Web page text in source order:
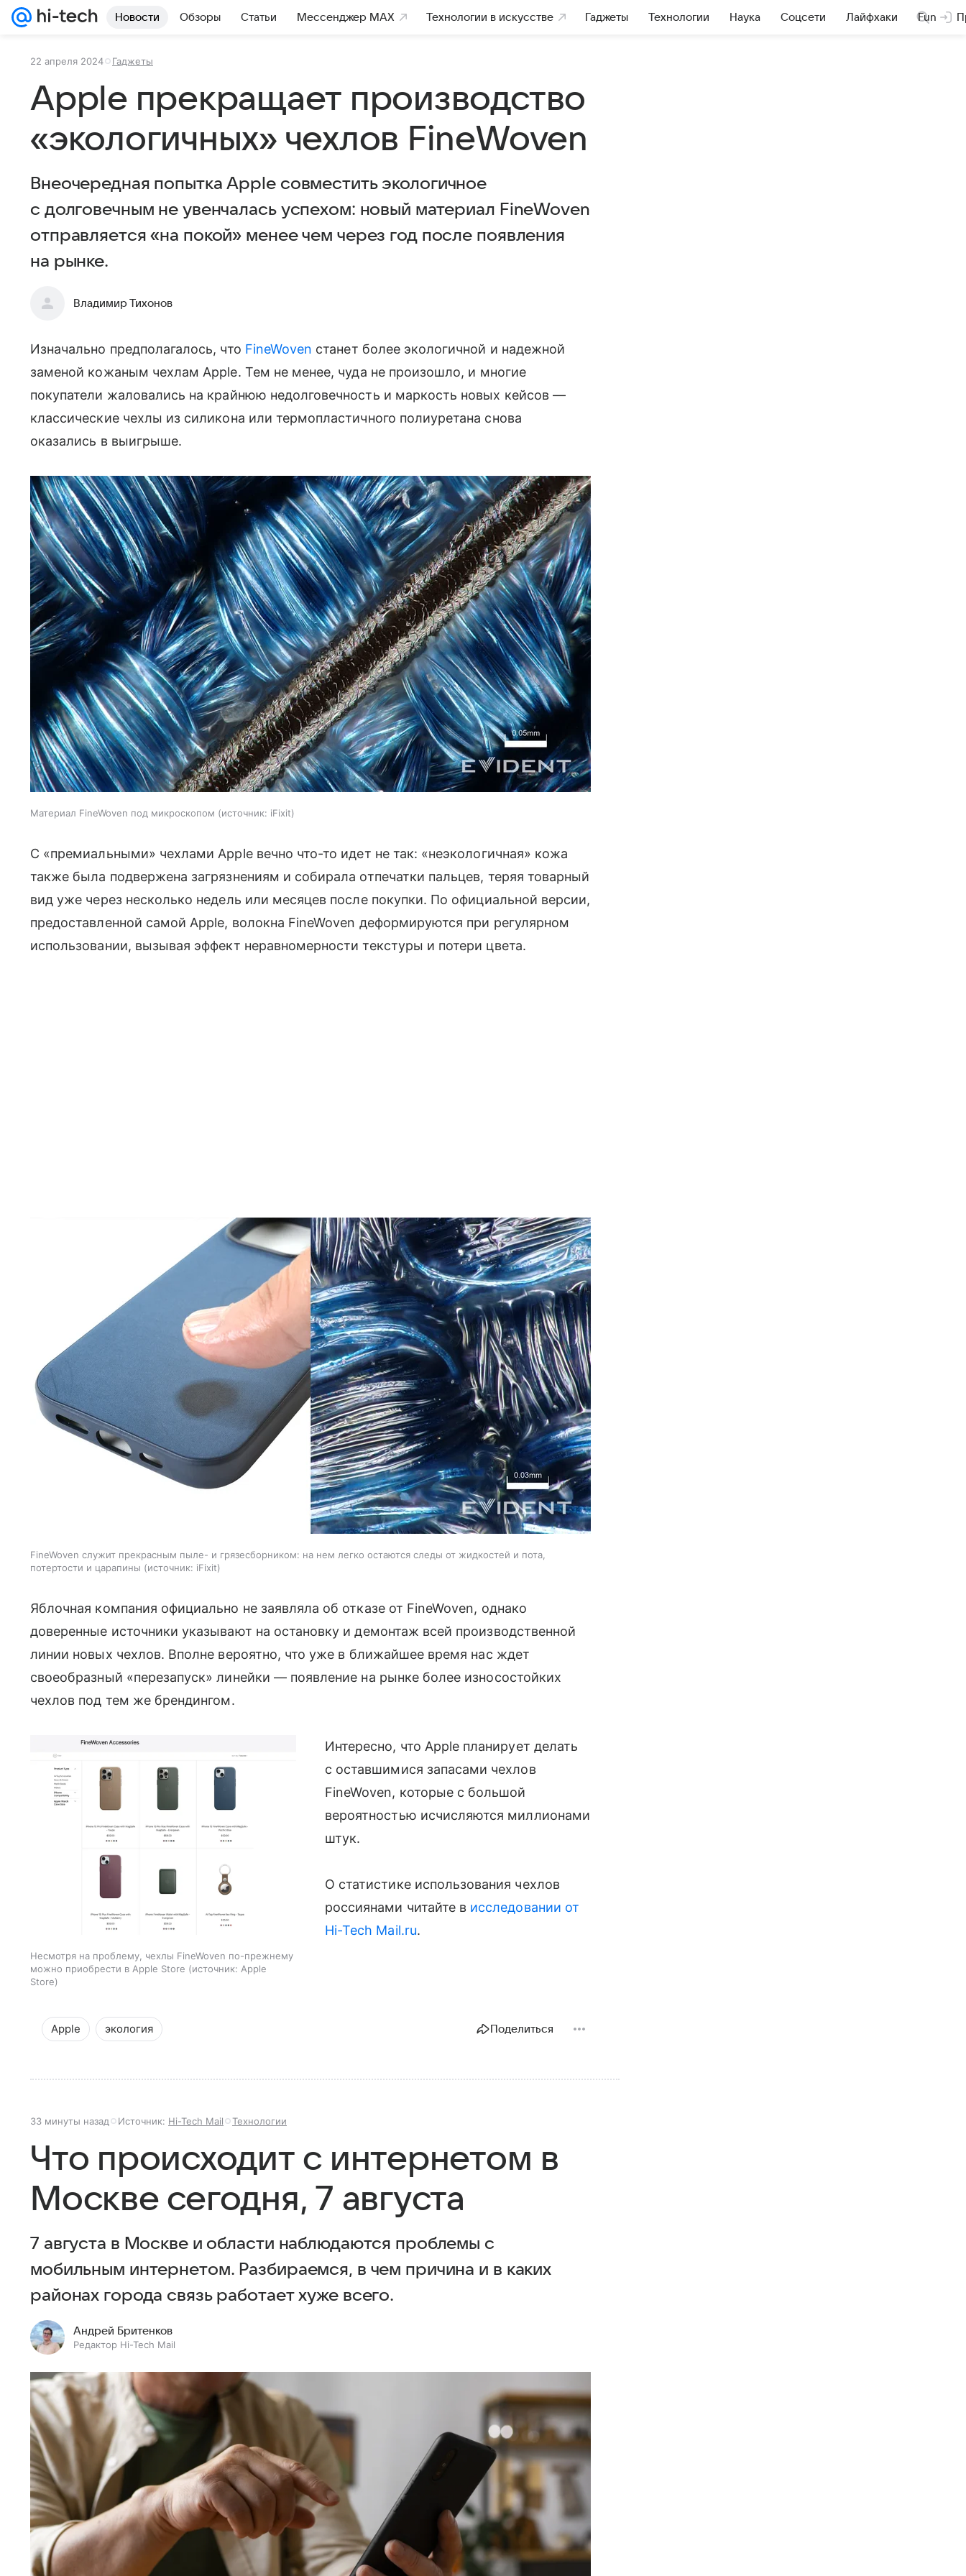
Новости Обзоры Статьи Мессенджер MAX Технологии в искусстве Гаджеты Технологии Наука Соцсети Лайфхаки Fun
22 апреля 2024 Гаджеты
Apple прекращает производство
«экологичных» чехлов FineWoven
Внеочередная попытка Apple совместить экологичное
с долговечным не увенчалась успехом: новый материал FineWoven
отправляется «на покой» менее чем через год после появления
на рынке.
Владимир Тихонов
Изначально предполагалось, что FineWoven станет более экологичной и надежной
заменой кожаным чехлам Apple. Тем не менее, чуда не произошло, и многие
покупатели жаловались на крайнюю недолговечность и маркость новых кейсов —
классические чехлы из силикона или термопластичного полиуретана снова
оказались в выигрыше.
Материал FineWoven под микроскопом источник: iFixit
С «премиальными» чехлами Apple вечно что-то идет не так: «неэкологичная» кожа
также была подвержена загрязнениям и собирала отпечатки пальцев, теряя товарный
вид уже через несколько недель или месяцев после покупки. По официальной версии,
предоставленной самой Apple, волокна FineWoven деформируются при регулярном
использовании, вызывая эффект неравномерности текстуры и потери цвета.
FineWoven служит прекрасным пыле- и грязесборником: на нем легко остаются следы от жидкостей и пота,
потертости и царапины
источник: iFixit
Яблочная компания официально не заявляла об отказе от FineWoven, однако
доверенные источники указывают на остановку и демонтаж всей производственной
линии новых чехлов. Вполне вероятно, что уже в ближайшее время нас ждет
своеобразный «перезапуск» линейки — появление на рынке более износостойких
чехлов под тем же брендингом.
Несмотря на проблему, чехлы FineWoven по-прежнему
можно приобрести в Apple Store
источник: Apple
Store
Интересно, что Apple планирует делать
с оставшимися запасами чехлов
FineWoven, которые с большой
вероятностью исчисляются миллионами
штук.
О статистике использования чехлов
россиянами читайте в исследовании от
Hi-Tech Mail.ru.
Apple экология Поделиться
33 минуты назад Источник: Hi-Tech Mail Технологии
Что происходит с интернетом в
Москве сегодня, 7 августа
7 августа в Москве и области наблюдаются проблемы с
мобильным интернетом. Разбираемся, в чем причина и в каких
районах города связь работает хуже всего.
Андрей Бритенков
Редактор Hi-Tech Mail